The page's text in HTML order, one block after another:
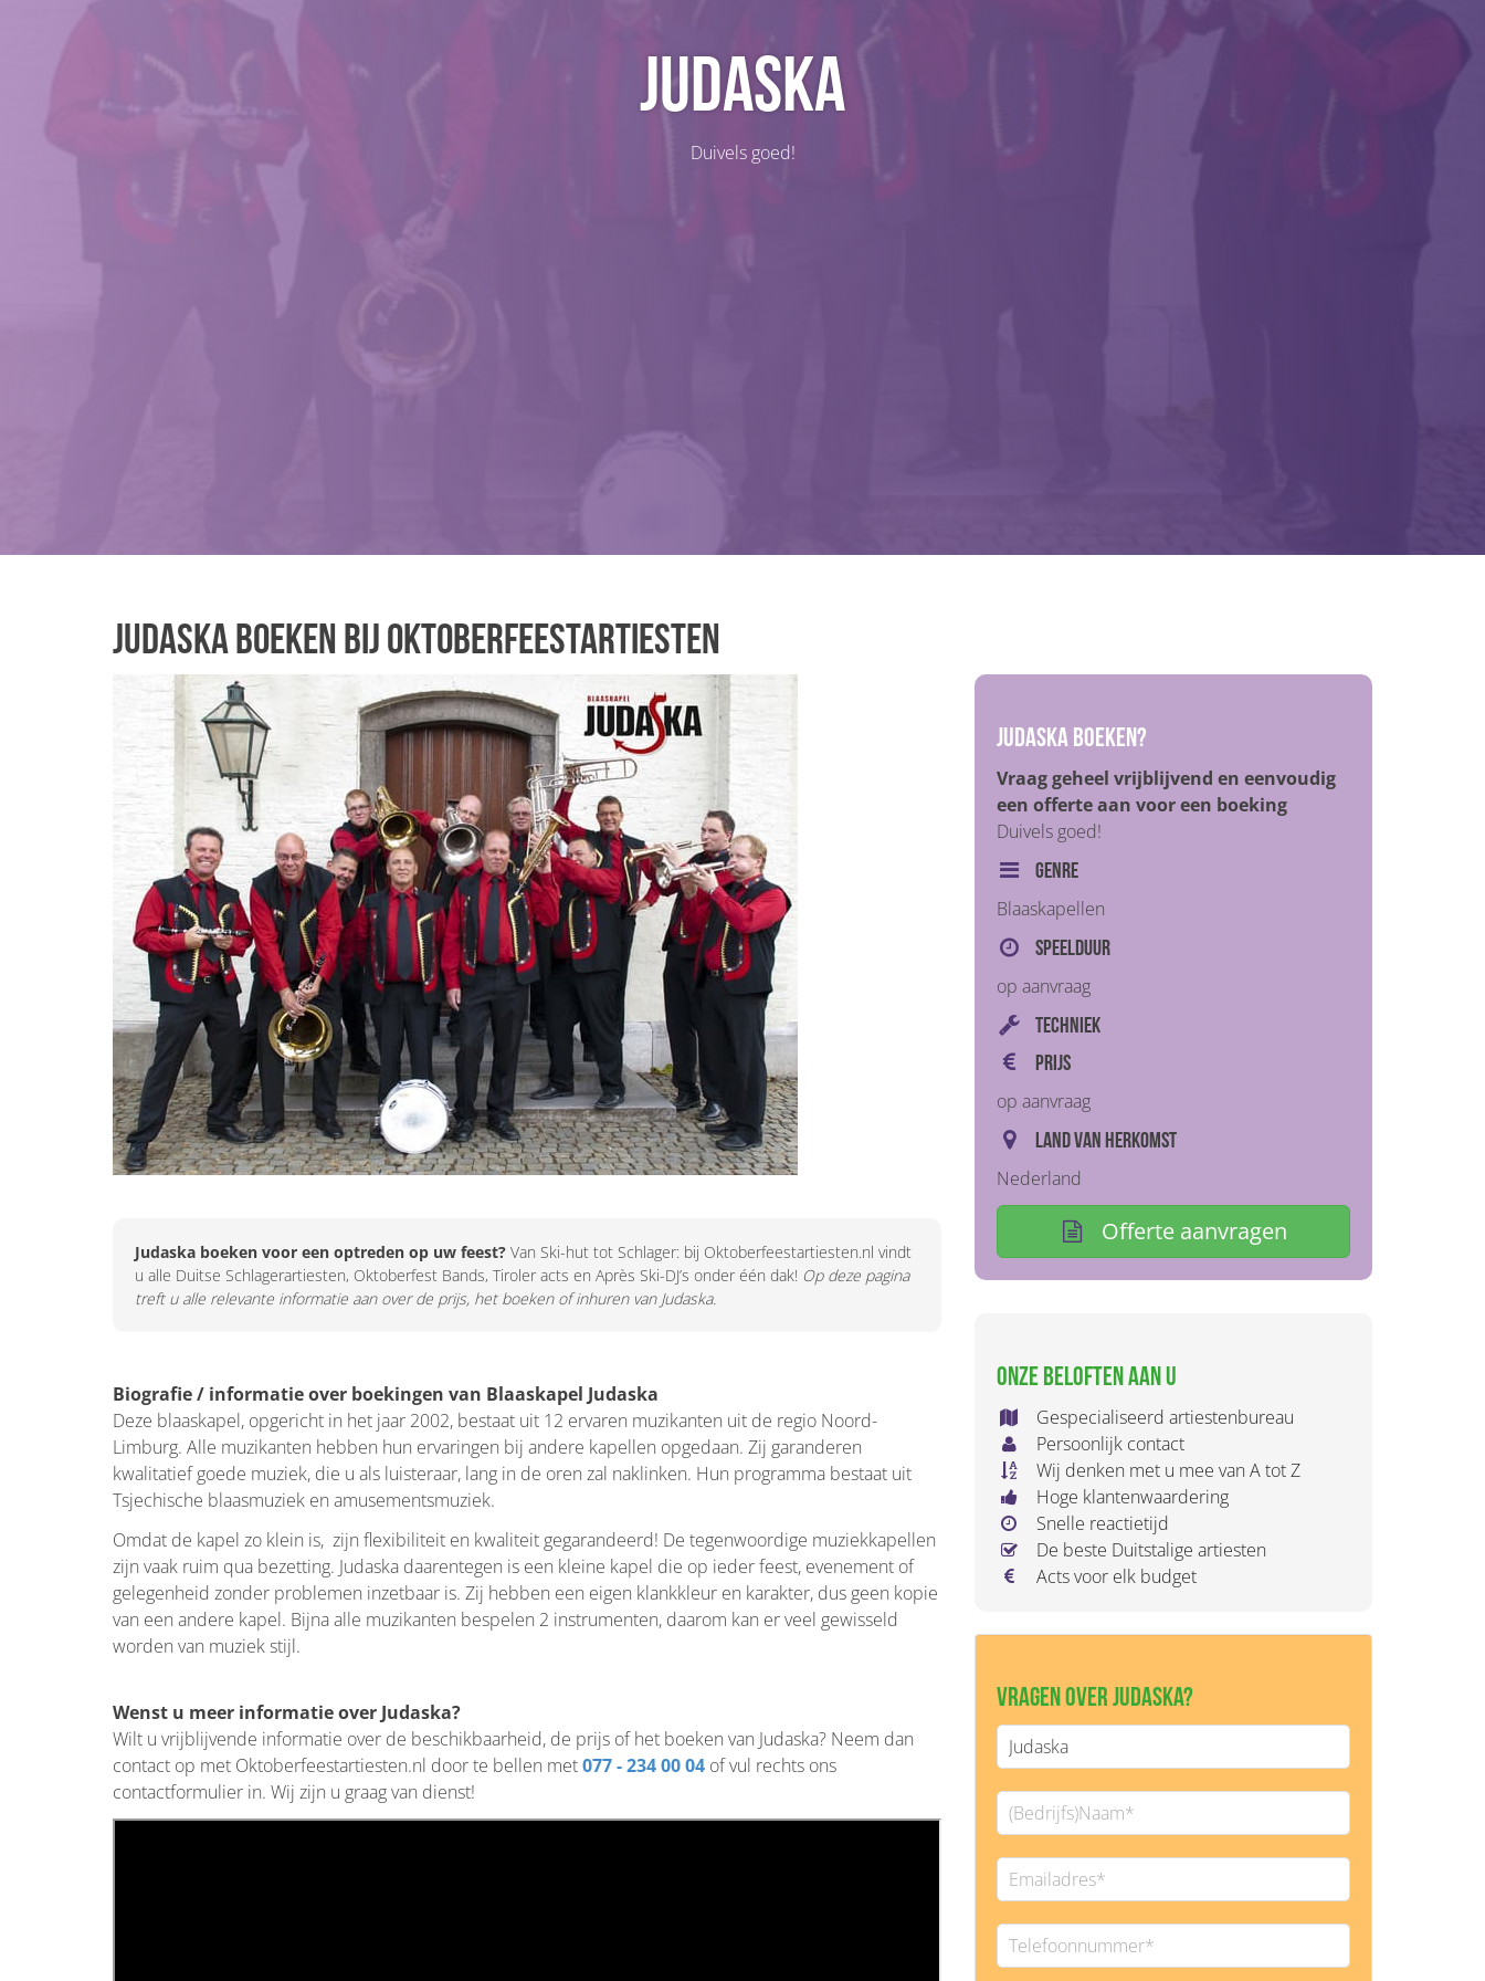
Judaska
Duivels goed!
Judaska boeken bij Oktoberfeestartiesten
Judaska boeken voor een optreden op uw feest? Van Ski-hut tot Schlager: bij Oktoberfeestartiesten.nl vindt
u alle Duitse Schlagerartiesten, Oktoberfest Bands, Tiroler acts en Après Ski-DJ’s onder één dak! Op deze pagina
treft u alle relevante informatie aan over de prijs, het boeken of inhuren van Judaska.
Biografie / informatie over boekingen van Blaaskapel Judaska
Deze blaaskapel, opgericht in het jaar 2002, bestaat uit 12 ervaren muzikanten uit de regio Noord-
Limburg. Alle muzikanten hebben hun ervaringen bij andere kapellen opgedaan. Zij garanderen
kwalitatief goede muziek, die u als luisteraar, lang in de oren zal naklinken. Hun programma bestaat uit
Tsjechische blaasmuziek en amusementsmuziek.
Omdat de kapel zo klein is, zijn flexibiliteit en kwaliteit gegarandeerd! De tegenwoordige muziekkapellen
zijn vaak ruim qua bezetting. Judaska daarentegen is een kleine kapel die op ieder feest, evenement of
gelegenheid zonder problemen inzetbaar is. Zij hebben een eigen klankkleur en karakter, dus geen kopie
van een andere kapel. Bijna alle muzikanten bespelen 2 instrumenten, daarom kan er veel gewisseld
worden van muziek stijl.
Wenst u meer informatie over Judaska?
Wilt u vrijblijvende informatie over de beschikbaarheid, de prijs of het boeken van Judaska? Neem dan
contact op met Oktoberfeestartiesten.nl door te bellen met077 - 234 00 04 of vul rechts ons
contactformulier in. Wij zijn u graag van dienst!
Judaska boeken?
Vraag geheel vrijblijvend en eenvoudig
een offerte aan voor een boeking
Duivels goed!
Genre
Blaaskapellen
Speelduur
op aanvraag
Techniek
Prijs
op aanvraag
Land van herkomst
Nederland
Offerte aanvragen
Onze beloften aan u
Gespecialiseerd artiestenbureau
Persoonlijk contact
Wij denken met u mee van A tot Z
Hoge klantenwaardering
Snelle reactietijd
De beste Duitstalige artiesten
Acts voor elk budget
Vragen over Judaska?